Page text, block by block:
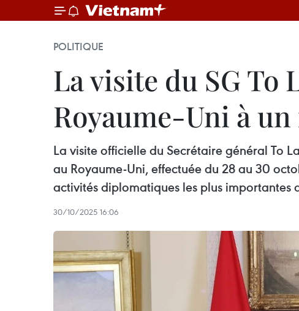
POLITIQUE
La visite du SG To
Royaume-Uni à
La visite officielle du Secrétaire général To
au Royaume-Uni, effectuée du 28 au 30
activités diplomatiques les plus importantes
30/10/2025 16:06